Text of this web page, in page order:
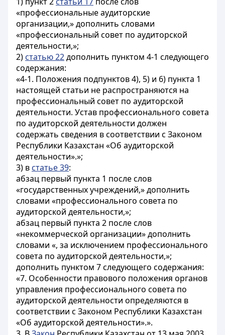
«профессиональные аудиторские
организации,» дополнить словами
«профессиональный совет по аудиторской
деятельности,»;
2) статью 22дополнить пунктом 4-1 следующего
содержания:
«4-1. Положения подпунктов 4), 5) и 6) пункта 1
настоящей статьи не распространяются на
профессиональный совет по аудиторской
деятельности. Устав профессионального совета
по аудиторской деятельности должен
содержать сведения в соответствии с Законом
Республики Казахстан «Об аудиторской
деятельности».»;
3) в статье 39:
абзац первый пункта 1 после слов
«государственных учреждений,» дополнить
словами «профессионального совета по
аудиторской деятельности,»;
абзац первый пункта 2 после слов
«некоммерческой организации» дополнить
словами «, за исключением профессионального
совета по аудиторской деятельности,»;
дополнить пунктом 7 следующего содержания:
«7. Особенности правового положения органов
управления профессионального совета по
аудиторской деятельности определяются в
соответствии с Законом Республики Казахстан
«Об аудиторской деятельности».».